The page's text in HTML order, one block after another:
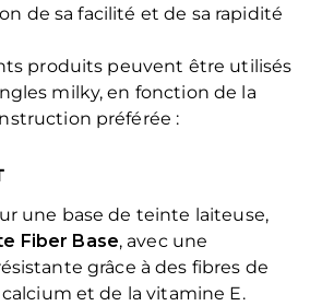
de sa facilité et de sa rapidité
produits peuvent être utilisés
milky, en fonction de la
préférée :
une base de teinte laiteuse,
Fiber Base, avec une
grâce à des fibres de
et de la vitamine E.